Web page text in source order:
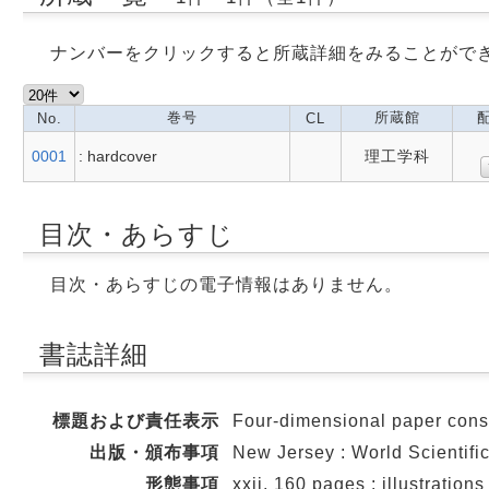
ナンバーをクリックすると所蔵詳細をみることがで
No. 巻号 CL 所蔵館
0001 : hardcover 理工学科
目次・あらすじ
目次・あらすじの電子情報はありません。
書誌詳細
標題および責任表示
Four-dimensional paper
出版・頒布事項
New Jersey : World
形態事項
xxii, 160 pages :